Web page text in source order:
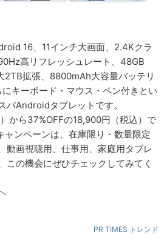
16、11インチ大画面、2.4Kクラ
高リフレッシュレート、48GB
2TB拡張、8800mAh大容量バッテリ
キーボード・マウス・ペン付きとい
パAndroidタブレットです。
から37%OFFの18,900円（税込）で
ンペーンは、在庫限り・数量限定
動画視聴用、仕事用、家庭用タブレ
この機会にぜひチェックしてみてく
PR TIMES トレンド